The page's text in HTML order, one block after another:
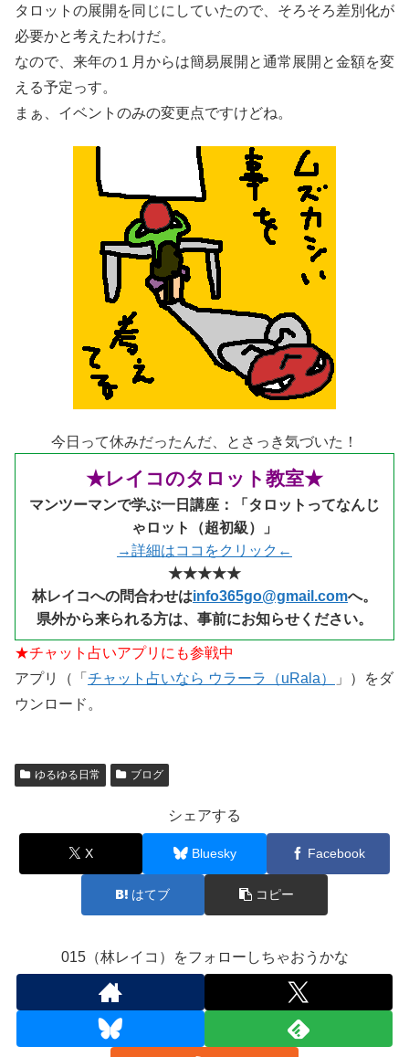
タロットの展開を同じにしていたので、そろそろ差別化が
必要かと考えたわけだ。
なので、来年の１月からは簡易展開と通常展開と金額を変
える予定っす。
まぁ、イベントのみの変更点ですけどね。
今日って休みだったんだ、とさっき気づいた！
★レイコのタロット教室★
マンツーマンで学ぶ一日講座：「タロットってなんじ
ゃロット（超初級）」
→詳細はココをクリック←
★★★★★
林レイコへの問合わせはinfo365go@gmail.comへ。
県外から来られる方は、事前にお知らせください。
★チャット占いアプリにも参戦中
アプリ（「 チャット占いなら ウラーラ（uRala）
」）をダ
ウンロード。
ゆるゆる日常 ブログ
シェアする
X Bluesky Facebook
はてブ コピー
015（林レイコ）をフォローしちゃおうかな